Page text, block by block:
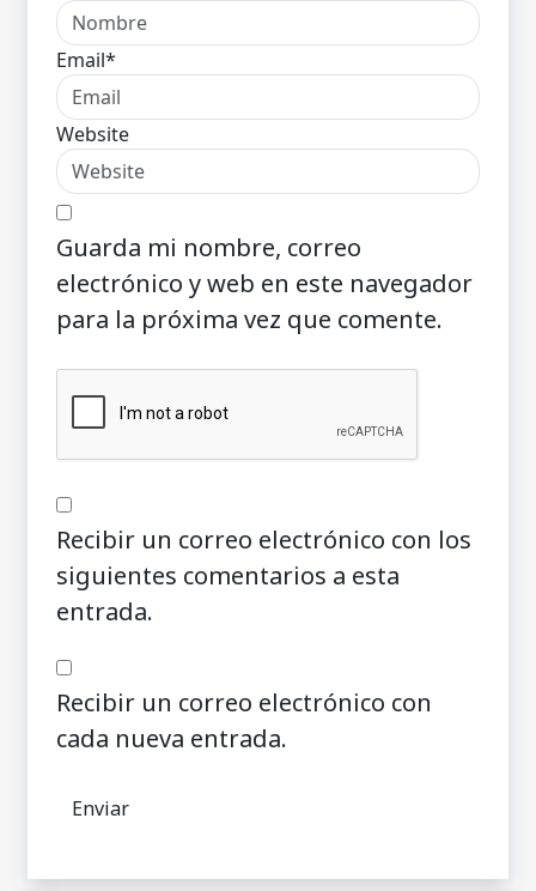
Email*
Website
Guarda mi nombre, correo
electrónico y web en este navegador
para la próxima vez que comente.
Recibir un correo electrónico con los
siguientes comentarios a esta
entrada.
Recibir un correo electrónico con
cada nueva entrada.